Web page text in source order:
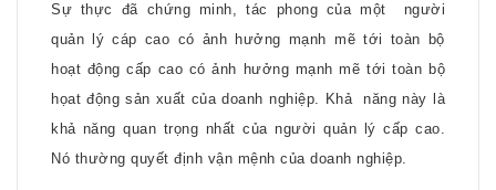
Sự thực đã chứng minh, tác phong của một
người
quản lý cáp cao có ảnh hưởng mạnh mẽ tới toàn bộ
hoạt động cấp cao có ảnh hưởng mạnh mẽ tới toàn bộ
họat động sản xuất của doanh nghiệp. Khả
năng này là
khả năng quan trọng nhất của người quản lý cấp cao.
Nó thường quyết định vận mệnh của doanh nghiệp.